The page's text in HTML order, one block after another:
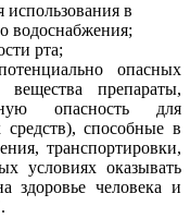
использования в
водоснабжения;
рта;
опасных
препараты,
опасность для
средств), способные в
транспортировки,
условиях оказывать
здоровье человека и